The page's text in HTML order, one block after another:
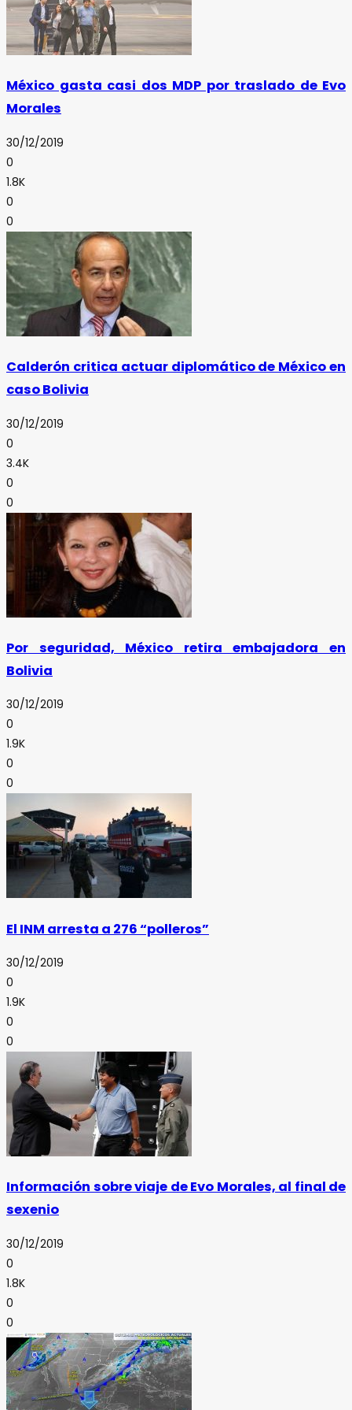
México gasta casi dos MDP por traslado de Evo
Morales
30/12/2019
0
1.8K
0
0
Calderón critica actuar diplomático de México en
caso Bolivia
30/12/2019
0
3.4K
0
0
Por seguridad, México retira embajadora en
Bolivia
30/12/2019
0
1.9K
0
0
El INM arresta a 276 “polleros”
30/12/2019
0
1.9K
0
0
Información sobre viaje de Evo Morales, al final de
sexenio
30/12/2019
0
1.8K
0
0